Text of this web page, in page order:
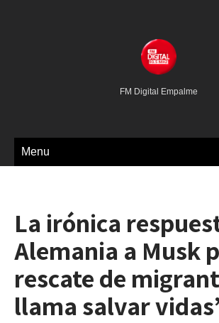
FM Digital Empalme
Menu
La irónica
Alemania a Musk
rescate de
llama salvar vidas’